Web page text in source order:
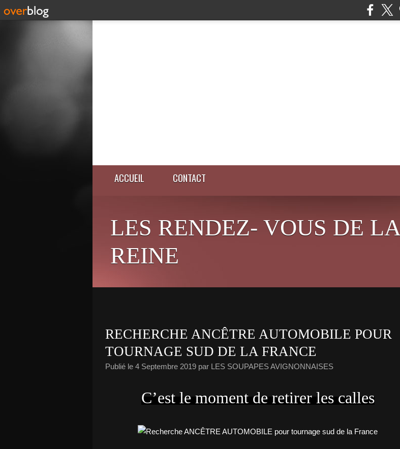
ACCUEIL CONTACT
LES RENDEZ- VOUS DE LA
REINE
RECHERCHE ANCÊTRE AUTOMOBILE POUR
TOURNAGE SUD DE LA FRANCE
Publié le 4 Septembre 2019 par LES SOUPAPES AVIGNONNAISES
C’est le moment de retirer les calles